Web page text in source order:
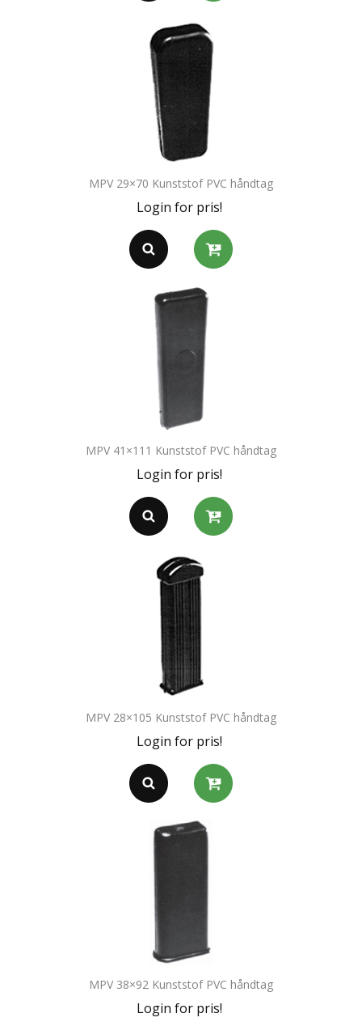
MPV 29×70 Kunststof PVC håndtag
Login for pris!
MPV 41×111 Kunststof PVC håndtag
Login for pris!
MPV 28×105 Kunststof PVC håndtag
Login for pris!
MPV 38×92 Kunststof PVC håndtag
Login for pris!